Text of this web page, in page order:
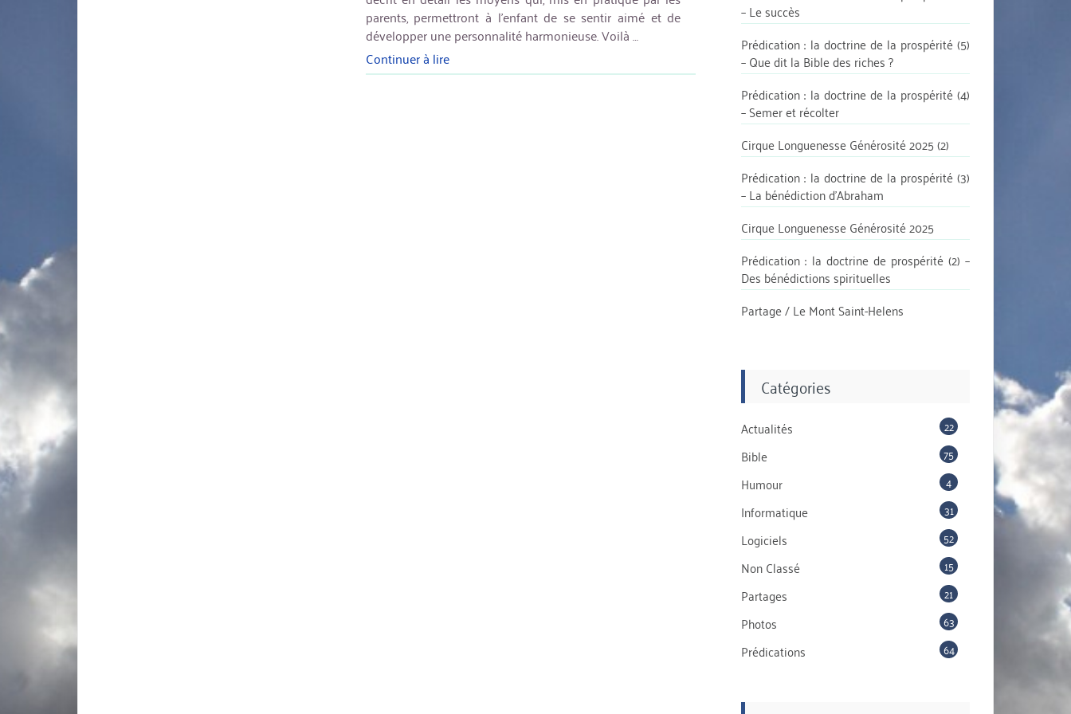
parents, permettront à l’enfant de se sentir aimé et de
développer une personnalité harmonieuse. Voilà …
Continuer à lire« Comment
vraiment
– Le succès
Prédication : la doctrine de la prospérité (5)
– Que dit la Bible des riches ?
Prédication : la doctrine de la prospérité (4)
– Semer et récolter
Cirque Longuenesse Générosité 2025 (2)
Prédication : la doctrine de la prospérité (3)
– La bénédiction d’Abraham
Cirque Longuenesse Générosité 2025
Prédication : la doctrine de prospérité (2) –
Des bénédictions spirituelles
Partage / Le Mont Saint-Helens
Catégories
Actualités 22
Bible 75
Humour 4
Informatique 31
Logiciels 52
Non Classé 15
Partages 21
Photos 63
Prédications 64